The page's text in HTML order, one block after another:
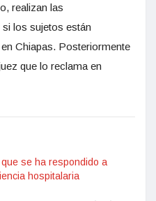
realizan las
los sujetos están
Chiapas. Posteriormente
que lo reclama en
se ha respondido a
hospitalaria